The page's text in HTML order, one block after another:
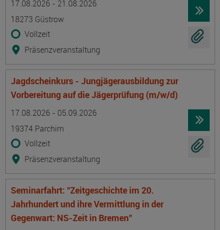
17.08.2026 - 21.08.2026
18273 Güstrow
Vollzeit
Präsenzveranstaltung
Jagdscheinkurs - Jungjägerausbildung zur
Vorbereitung auf die Jägerprüfung (m/w/d)
17.08.2026 - 05.09.2026
19374 Parchim
Vollzeit
Präsenzveranstaltung
Seminarfahrt: "Zeitgeschichte im 20.
Jahrhundert und ihre Vermittlung in der
Gegenwart: NS-Zeit in Bremen"